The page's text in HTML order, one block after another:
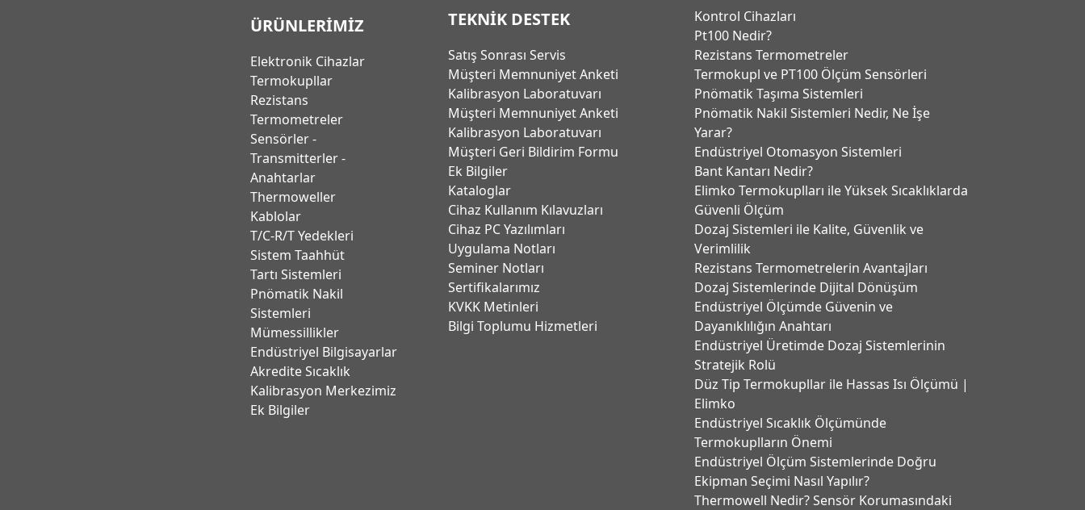
ÜRÜNLERİMİZ
Elektronik Cihazlar
Termokupllar
Rezistans
Termometreler
Sensörler -
Transmitterler -
Anahtarlar
Thermoweller
Kablolar
T/C-R/T Yedekleri
Sistem Taahhüt
Tartı Sistemleri
Pnömatik Nakil
Sistemleri
Mümessillikler
Endüstriyel Bilgisayarlar
Akredite Sıcaklık
Kalibrasyon Merkezimiz
Ek Bilgiler
TEKNİK DESTEK
Satış Sonrası Servis
Müşteri Memnuniyet Anketi
Kalibrasyon Laboratuvarı
Müşteri Memnuniyet Anketi
Kalibrasyon Laboratuvarı
Müşteri Geri Bildirim Formu
Ek Bilgiler
Kataloglar
Cihaz Kullanım Kılavuzları
Cihaz PC Yazılımları
Uygulama Notları
Seminer Notları
Sertifikalarımız
KVKK Metinleri
Bilgi Toplumu Hizmetleri
Kontrol Cihazları
Pt100 Nedir?
Rezistans Termometreler
Termokupl ve PT100 Ölçüm Sensörleri
Pnömatik Taşıma Sistemleri
Pnömatik Nakil Sistemleri Nedir, Ne İşe
Yarar?
Endüstriyel Otomasyon Sistemleri
Bant Kantarı Nedir?
Elimko Termokuplları ile Yüksek Sıcaklıklarda
Güvenli Ölçüm
Dozaj Sistemleri ile Kalite, Güvenlik ve
Verimlilik
Rezistans Termometrelerin Avantajları
Dozaj Sistemlerinde Dijital Dönüşüm
Endüstriyel Ölçümde Güvenin ve
Dayanıklılığın Anahtarı
Endüstriyel Üretimde Dozaj Sistemlerinin
Stratejik Rolü
Düz Tip Termokupllar ile Hassas Isı Ölçümü |
Elimko
Endüstriyel Sıcaklık Ölçümünde
Termokuplların Önemi
Endüstriyel Ölçüm Sistemlerinde Doğru
Ekipman Seçimi Nasıl Yapılır?
Thermowell Nedir? Sensör Korumasındaki